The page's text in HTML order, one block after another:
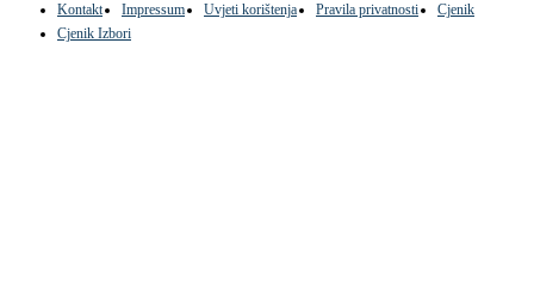
Kontakt Impressum Uvjeti korištenja Pravila privatnosti
Cjenik
Cjenik Izbori